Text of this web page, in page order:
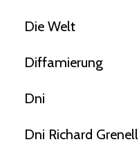
Die Welt
Diffamierung
Dni
Dni Richard Grenell